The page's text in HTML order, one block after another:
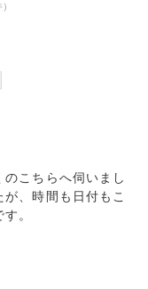
こちらへ伺いまし
、時間も日付もこ
。